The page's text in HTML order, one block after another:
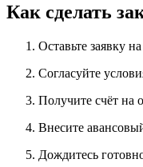
Как сделать
Оставьте заявку
Согласуйте
Получите счёт на
Внесите
Дождитесь